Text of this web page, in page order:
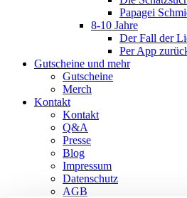
Papagei
8-10 Jahre
Der Fall der
Per App
Gutscheine und mehr
Gutscheine
Merch
Kontakt
Kontakt
Q&A
Presse
Blog
Impressum
Datenschutz
AGB